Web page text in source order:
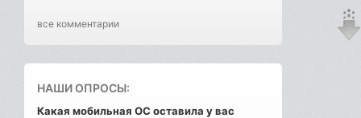
все комментарии
НАШИ ОПРОСЫ:
Какая мобильная ОС оставила у вас